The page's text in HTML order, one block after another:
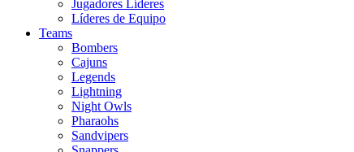
Jugadores Líderes
Líderes de Equipo
Teams
Bombers
Cajuns
Legends
Lightning
Night Owls
Pharaohs
Sandvipers